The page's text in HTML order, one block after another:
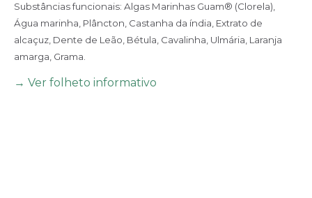
Substâncias funcionais: Algas Marinhas Guam® (Clorela),
Água marinha, Plâncton, Castanha da índia, Extrato de
alcaçuz, Dente de Leão, Bétula, Cavalinha, Ulmária, Laranja
amarga, Grama.
→ Ver folheto informativo